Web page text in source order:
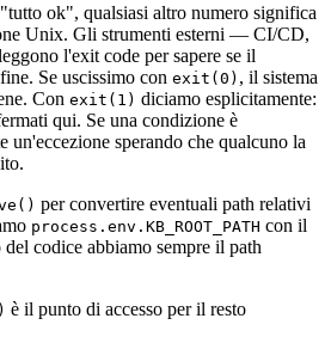
ok", qualsiasi altro numero significa
Unix. Gli strumenti esterni — CI/CD,
l'exit code per sapere se il
Se uscissimo con exit(0) , il sistema
Con exit(1) diciamo esplicitamente:
qui. Se una condizione è
un'eccezione sperando che qualcuno la
per convertire eventuali path relativi
process.env.KB_ROOT_PATH con il
codice abbiamo sempre il path
è il punto di accesso per il resto